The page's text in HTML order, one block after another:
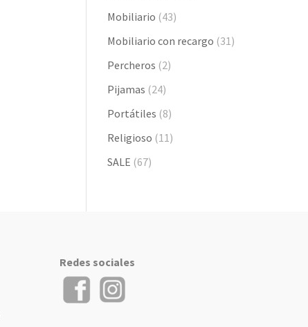
Mobiliario (43)
Mobiliario con recargo (31)
Percheros (2)
Pijamas (24)
Portátiles (8)
Religioso (11)
SALE (67)
Redes sociales